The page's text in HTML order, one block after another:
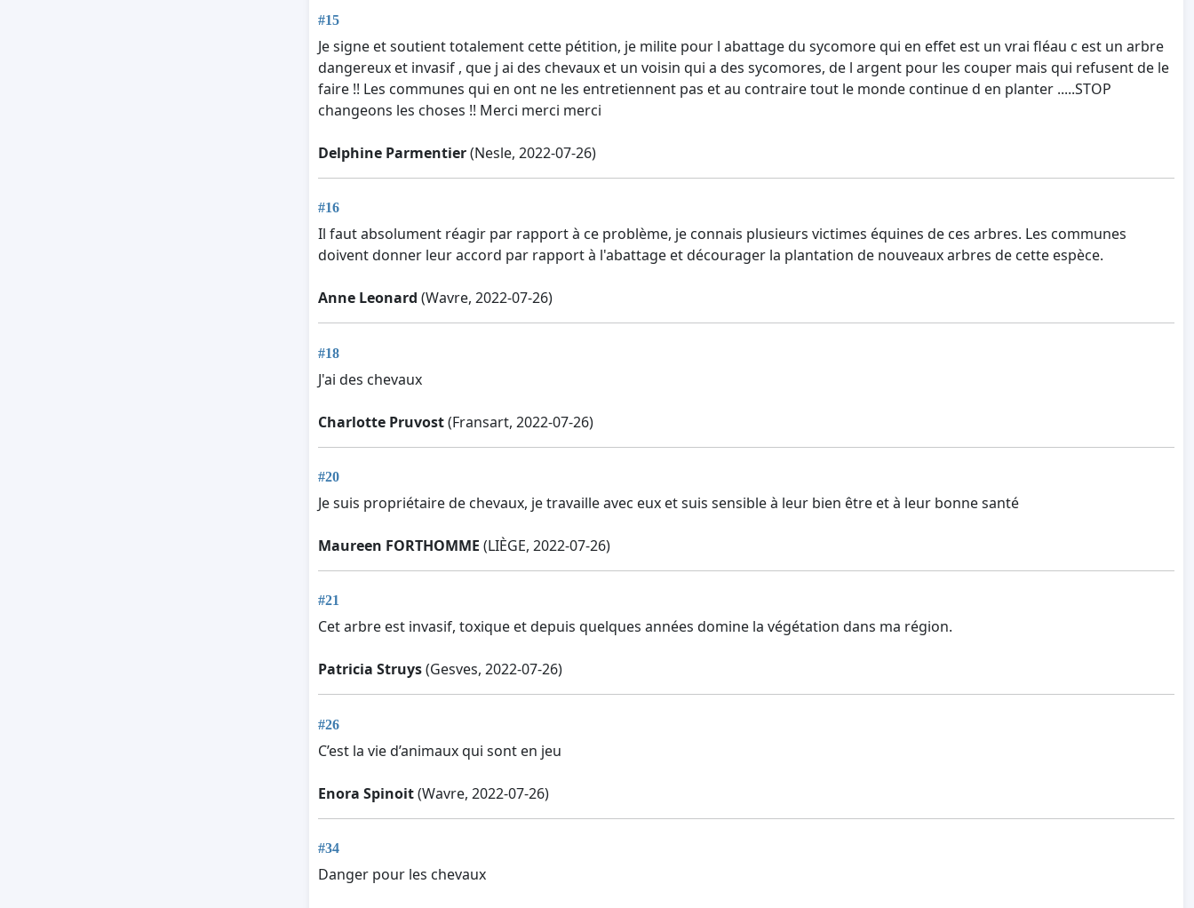
#15
Je signe et soutient totalement cette pétition, je milite pour l abattage du sycomore qui en effet est un vrai fléau c est un arbre
dangereux et invasif , que j ai des chevaux et un voisin qui a des sycomores, de l argent pour les couper mais qui refusent de le
faire !! Les communes qui en ont ne les entretiennent pas et au contraire tout le monde continue d en planter .....STOP
changeons les choses !! Merci merci merci
Delphine Parmentier(Nesle, 2022-07-26)
#16
Il faut absolument réagir par rapport à ce problème, je connais plusieurs victimes équines de ces arbres. Les communes
doivent donner leur accord par rapport à l'abattage et décourager la plantation de nouveaux arbres de cette espèce.
Anne Leonard (Wavre, 2022-07-26)
#18
J'ai des chevaux
Charlotte Pruvost(Fransart, 2022-07-26)
#20
Je suis propriétaire de chevaux, je travaille avec eux et suis sensible à leur bien être et à leur bonne santé
Maureen FORTHOMME (LIÈGE, 2022-07-26)
#21
Cet arbre est invasif, toxique et depuis quelques années domine la végétation dans ma région.
Patricia Struys(Gesves, 2022-07-26)
#26
C’est la vie d’animaux qui sont en jeu
Enora Spinoit(Wavre, 2022-07-26)
#34
Danger pour les chevaux